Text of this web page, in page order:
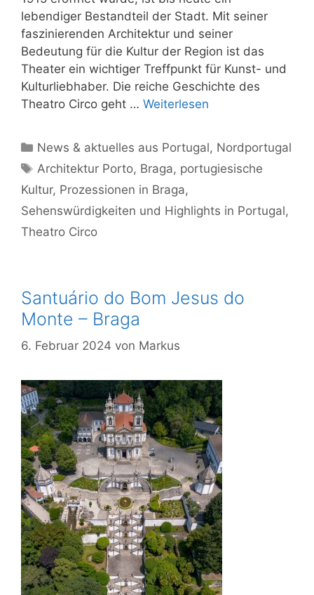
lebendiger Bestandteil der Stadt. Mit seiner
faszinierenden Architektur und seiner
Bedeutung für die Kultur der Region ist das
Theater ein wichtiger Treffpunkt für Kunst- und
Kulturliebhaber. Die reiche Geschichte des
Theatro Circo geht … Weiterlesen
Kategorien
News & aktuelles aus Portugal, Nordportugal
Schlagwörter
Architektur Porto, Braga, portugiesische
Kultur, Prozessionen in Braga,
Sehenswürdigkeiten und Highlights in Portugal,
Theatro Circo
Santuário do Bom Jesus do
Monte – Braga
6. Februar 2024 von Markus